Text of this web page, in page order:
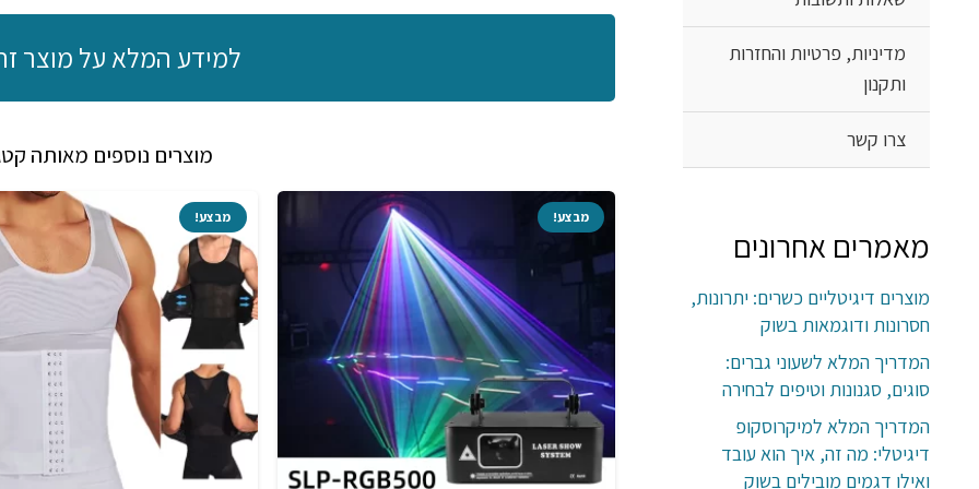
למידע המלא על מוצר
מוצרים נוספים מאותה
מבצע! מבצע!
מדיניות, פרטיות והחזרות
ותקנון
צרו קשר
מאמרים אחרונים
מוצרים דיגיטליים כשרים: יתרונות,
חסרונות ודוגמאות בשוק
המדריך המלא לשעוני גברים:
סוגים, סגנונות וטיפים לבחירה
המדריך המלא למיקרוסקופ
דיגיטלי: מה זה, איך הוא עובד
ואילו דגמים מובילים בשוק